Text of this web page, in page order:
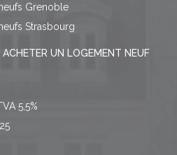
Grenoble
Strasbourg
UN LOGEMENT NEUF
5,5%